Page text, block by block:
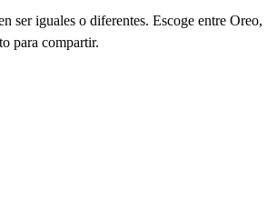
ser iguales o diferentes. Escoge entre Oreo,
para compartir.